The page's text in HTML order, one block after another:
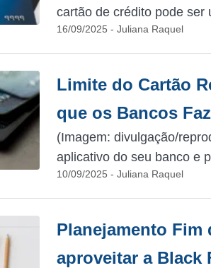
cartão de crédito pode ser
16/09/2025 - Juliana Raquel
Limite do Cartão
que os Bancos
(Imagem: divulgação/
aplicativo do seu banco e
10/09/2025 - Juliana Raquel
Planejamento Fim
aproveitar a Black